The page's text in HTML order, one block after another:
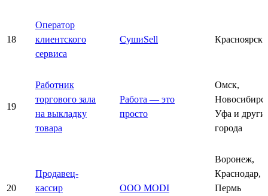
18
Оператор
клиентского
сервиса
СушиSell Красноярск
19
Работник
торгового зала
на выкладку
товара
Работа — это
просто
Омск,
Уфа и
города
20
Продавец-
кассир
ООО MODI
Воронеж,
Краснодар,
Пермь